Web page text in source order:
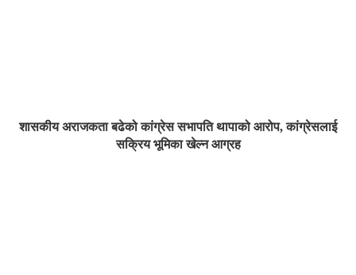
शासकीय अराजकता बढेको कांग्रेस सभापति थापाको आरोप, कांग्रेसलाई
सक्रिय भूमिका खेल्न आग्रह